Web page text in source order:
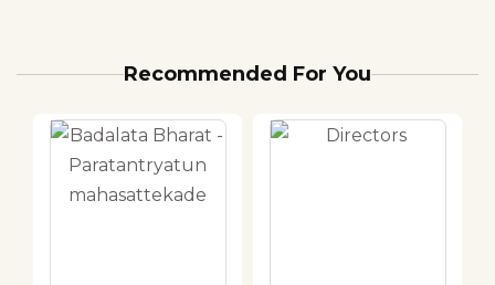
Recommended For You